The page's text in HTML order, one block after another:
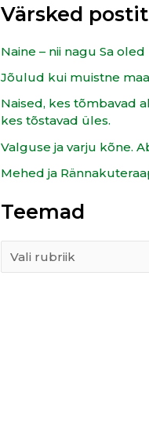
c
h
f
r
:
Värsked
Naine – nii nagu Sa oled
Jõulud kui muistne
Naised, kes tõmbavad
kes tõstavad üles.
Valguse ja varju kõne.
Mehed ja
Teemad
a